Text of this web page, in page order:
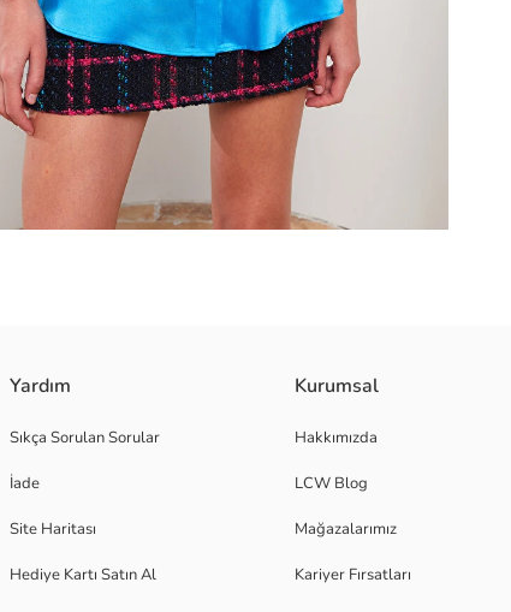
Yardım
Sıkça Sorulan Sorular
İade
Site Haritası
Hediye Kartı Satın Al
Kurumsal
Hakkımızda
LCW Blog
Mağazalarımız
Kariyer Fırsatları